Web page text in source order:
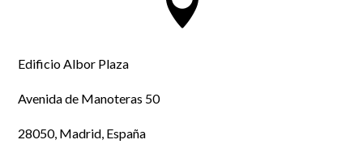
Edificio Albor Plaza
Avenida de Manoteras 50
28050, Madrid, España